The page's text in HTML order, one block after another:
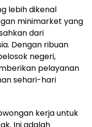
lebih dikenal
minimarket yang
dari
Dengan ribuan
negeri,
pelayanan
sehari-hari
kerja untuk
Ini adalah